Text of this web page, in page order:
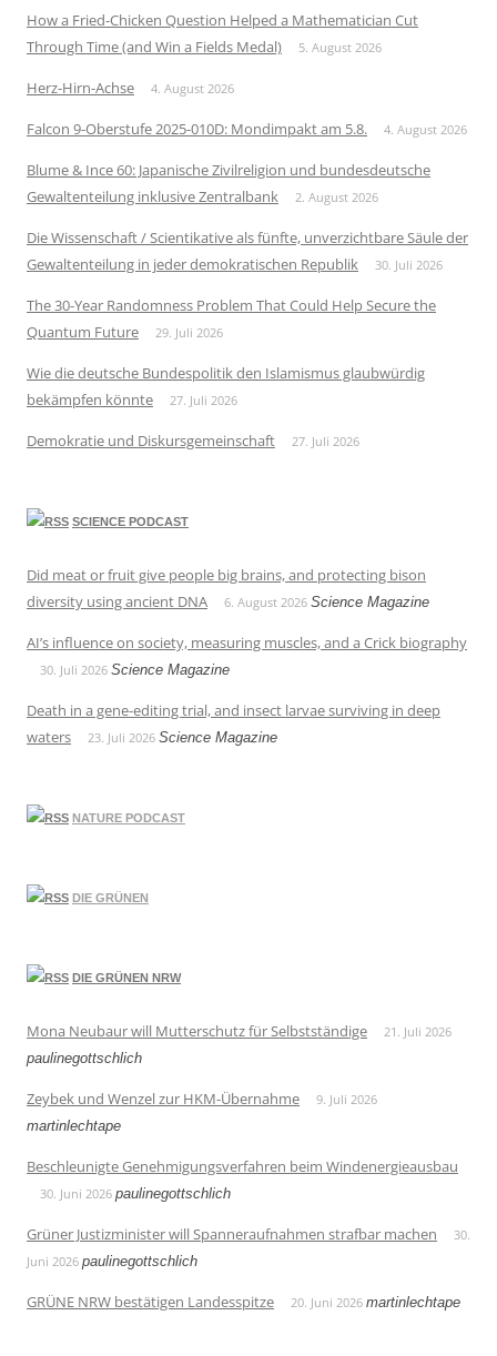
How a Fried-Chicken Question Helped a Mathematician Cut
Through Time (and Win a Fields Medal)
5. August 2026
Herz-Hirn-Achse 4. August 2026
Falcon 9-Oberstufe 2025-010D: Mondimpakt am 5.8. 4. August 2026
Blume & Ince 60: Japanische Zivilreligion und bundesdeutsche
Gewaltenteilung inklusive Zentralbank
2. August 2026
Die Wissenschaft / Scientikative als fünfte, unverzichtbare Säule der
Gewaltenteilung in jeder demokratischen Republik
30. Juli 2026
The 30-Year Randomness Problem That Could Help Secure the
Quantum Future
29. Juli 2026
Wie die deutsche Bundespolitik den Islamismus glaubwürdig
bekämpfen könnte
27. Juli 2026
Demokratie und Diskursgemeinschaft 27. Juli 2026
SCIENCE PODCAST
Did meat or fruit give people big brains, and protecting bison
diversity using ancient DNA
6. August 2026 Science Magazine
AI’s influence on society, measuring muscles, and a Crick biography
30. Juli 2026 Science Magazine
Death in a gene-editing trial, and insect larvae surviving in deep
waters
23. Juli 2026 Science Magazine
NATURE PODCAST
DIE GRÜNEN
DIE GRÜNEN NRW
Mona Neubaur will Mutterschutz für Selbstständige
21. Juli 2026
paulinegottschlich
Zeybek und Wenzel zur HKM-Übernahme
9. Juli 2026
martinlechtape
Beschleunigte Genehmigungsverfahren beim Windenergieausbau
30. Juni 2026 paulinegottschlich
Grüner Justizminister will Spanneraufnahmen strafbar machen
30.
Juni 2026 paulinegottschlich
GRÜNE NRW bestätigen Landesspitze 20. Juni 2026 martinlechtape